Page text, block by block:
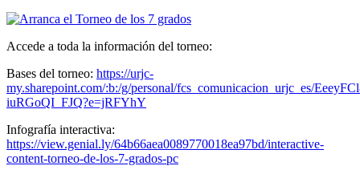
Accede a toda la información del torneo:
Bases del torneo: https://urjc-
my.sharepoint.com/:b:/g/personal/fcs_comunicacion_urjc_es/
iuRGoQI_FJQ?e=jRFYhY
Infografía interactiva:
https://view.genial.ly/64b66aea0089770018ea97bd/interactive-
content-torneo-de-los-7-grados-pc